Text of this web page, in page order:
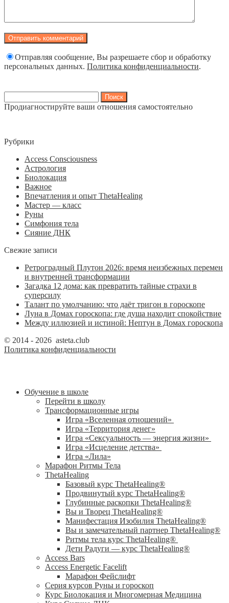
Отправляя сообщение, Вы разрешаете сбор и обработку
персональных данных. Политика конфиденциальности.
Продиагностируйте ваши отношения самостоятельно
Рубрики
Access Consciousness
Астрология
Биолокация
Важное
Впечатления и опыт ThetaHealing
Мастер — класс
Руны
Симфония тела
Сияние ДНК
Свежие записи
Ретроградный Плутон 2026: время неизбежных перемен
и внутренней трансформации
Загадка 12 дома: как превратить тайные страхи в
суперсилу
Талант по умолчанию: что даёт тригон в гороскопе
Луна в Домах гороскопа: где душа находит спокойствие
Между иллюзией и истиной: Нептун в Домах гороскопа
© 2014 - 2026 asteta.club
Политика конфиденциальности
Обучение в школе
Перейти в школу
Трансформационные игры
Игра «Вселенная отношений»
Игра «Территория денег»
Игра «Сексуальность — энергия жизни»
Игра «Исцеление детства»
Игра «Лила»
Марафон Ритмы Тела
ThetaHealing
Базовый курс ThetaHealing®
Продвинутый курс ThetaHealing®
Глубинные раскопки ThetaHealing®
Вы и Творец ThetaHealing®
Манифестация Изобилия ThetaHealing®
Вы и замечательный партнер ThetaHealing®
Ритмы тела курс ThetaHealing®
Дети Радуги — курс ThetaHealing®
Access Bars
Access Energetic Facelift
Марафон Фейслифт
Серия курсов Руны и гороскоп
Курс Биолокация и Многомерная Медицина